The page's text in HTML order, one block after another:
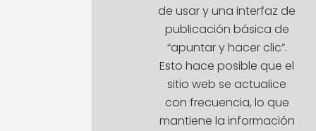
de usar y una interfaz de
publicación básica de
“apuntar y hacer clic”.
Esto hace posible que el
sitio web se actualice
con frecuencia, lo que
mantiene la información